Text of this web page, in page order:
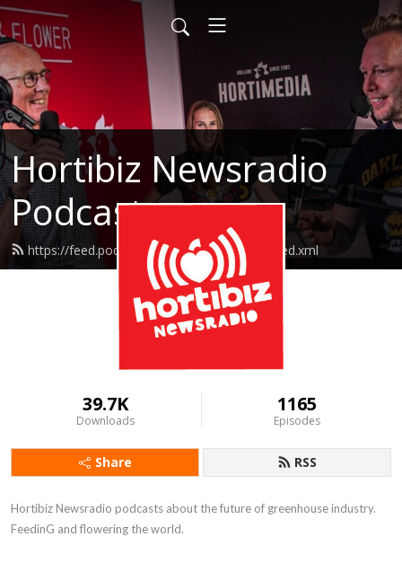
Hortibiz Newsradio
Podcasts
https://feed.podbean.com/goedemorgen/feed.xml
39.7K
Downloads
1165
Episodes
Share RSS
Hortibiz Newsradio podcasts about the future of greenhouse industry.
FeedinG and flowering the world.